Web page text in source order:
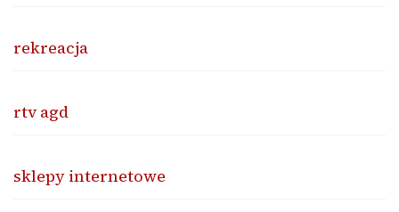
rekreacja
rtv agd
sklepy internetowe